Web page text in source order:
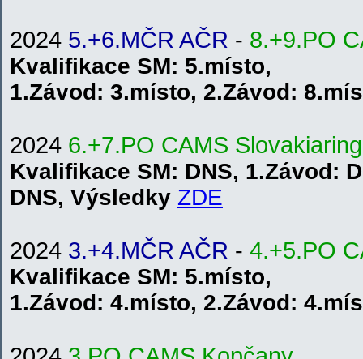
2024 5.+6.MČR AČR - 8.+9.PO
Kvalifikace SM: 5.místo,
1.Závod: 3.místo, 2.Závod:
2024 6.+7.PO CAMS Slovakiaring
Kvalifikace SM: DNS, 1.Závod:
DNS, Výsledky ZDE
2024 3.+4.MČR AČR - 4.+5.PO
Kvalifikace SM: 5.místo,
1.Závod: 4.místo, 2.Závod: